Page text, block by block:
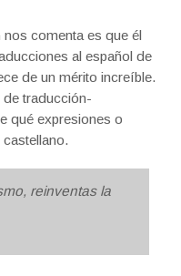
comenta es que él
al español de
de un mérito increíble.
de traducción-
qué expresiones o
reinventas la